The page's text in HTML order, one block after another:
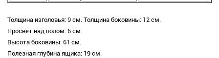
Толщина изголовья: 9 см. Толщина боковины: 12 см.
Просвет над полом: 6 см.
Высота боковины: 61 см.
Полезная глубина ящика: 19 см.